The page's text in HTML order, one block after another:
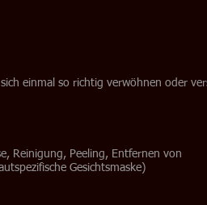
einmal so richtig verwöhnen oder
Reinigung, Peeling, Entfernen von
Gesichtsmaske)